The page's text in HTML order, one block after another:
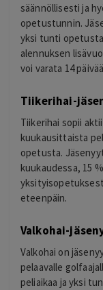
säännöllisesti ja
opetustunnin.
yksi tunti opetusta
alennuksen
voi varata 14
Tiikerihai-
Tiikerihai sopii
kuukausittaista
opetusta.
kuukaudessa, 15
eteenpäin.
Valkohai-
Valkohai on
pelaavalle
peliaikaa ja yksi